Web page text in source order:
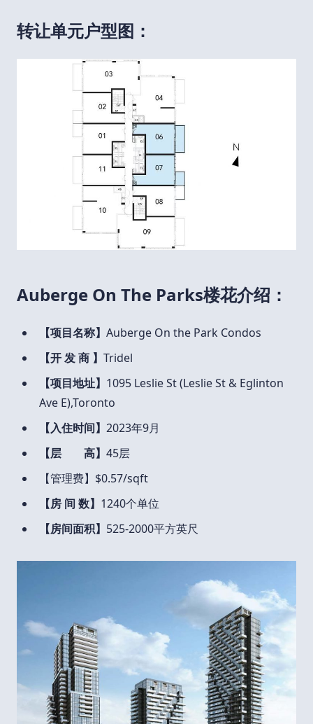
转让单元户型图：
Auberge On The Parks楼花介绍：
【项目名称】 Auberge On the Park Condos
【开 发 商 】 Tridel
【项目地址】 1095 Leslie St (Leslie St & Eglinton
Ave E),Toronto
【入住时间】 2023年9月
【层 高】 45层
【管理费】$0.57/sqft
【房 间 数】 1240个单位
【房间面积】 525-2000平方英尺